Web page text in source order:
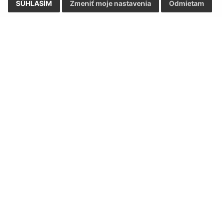
SÚHLASÍM Odmietam
Zmeniť moje nastavenia